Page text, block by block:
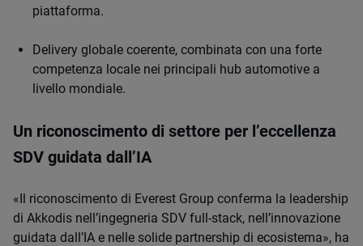
piattaforma.
Delivery globale coerente, combinata con una forte
competenza locale nei principali hub automotive a
livello mondiale.
Un riconoscimento di settore per l’eccellenza
SDV guidata dall’IA
«Il riconoscimento di Everest Group conferma la leadership
di Akkodis nell’ingegneria SDV full-stack, nell’innovazione
guidata dall’IA e nelle solide partnership di ecosistema», ha